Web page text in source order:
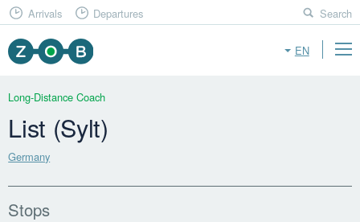
EN
Arrivals Departures Search
Long-Distance Coach
List (Sylt)
Germany
Stops